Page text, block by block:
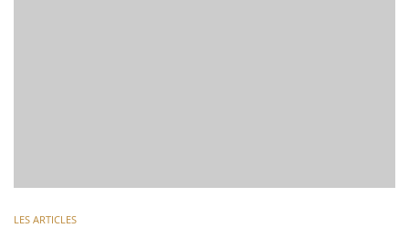
LES ARTICLES